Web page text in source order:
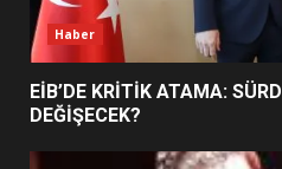
YENİ
Haber
EİB’DE KRİTİK ATAMA:
DEĞİŞECEK?